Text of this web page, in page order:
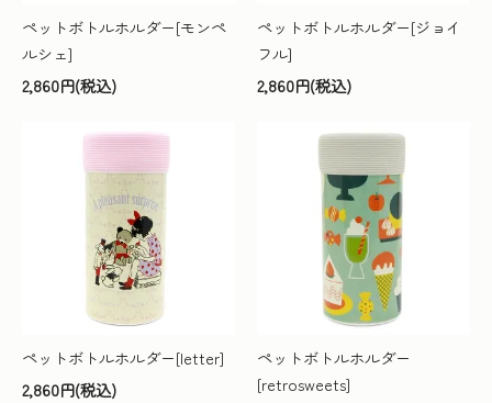
ペットボトルホルダー[モンペ
ルシェ]
2,860円(税込)
ペットボトルホルダー[ジョイ
フル]
2,860円(税込)
ペットボトルホルダー[letter]
2,860円(税込)
ペットボトルホルダー
[retrosweets]